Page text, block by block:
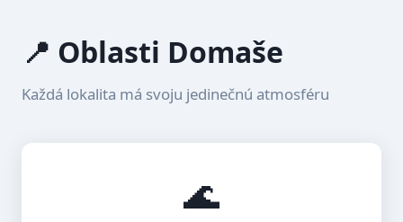
📍 Oblasti Domaše
Každá lokalita má svoju jedinečnú atmosféru
🌊